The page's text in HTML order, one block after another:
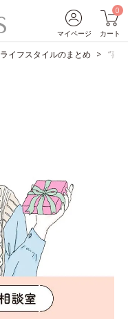
マイページ
0
カート
ライフスタイルのまとめ “喜